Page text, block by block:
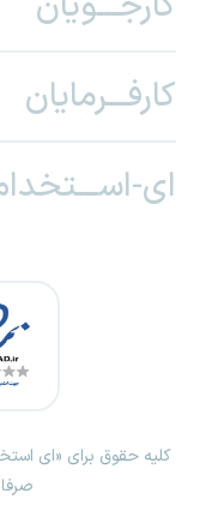
کارفـــرمایان
ای-
کلیه حقوق برای «ای